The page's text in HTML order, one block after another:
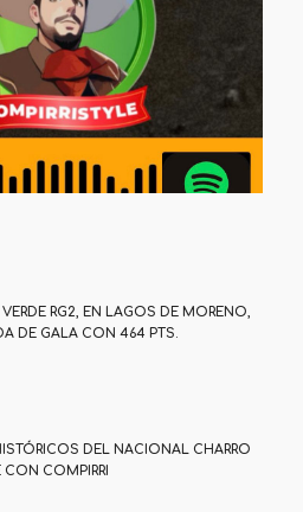
RG2, EN LAGOS DE MORENO,
DE GALA CON 464 PTS.
DEL NACIONAL CHARRO
CON COMPIRRI